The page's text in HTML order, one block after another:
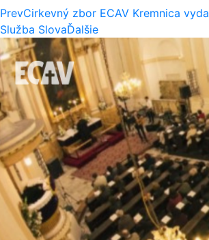
PrevCirkevný zbor ECAV Kremnica
Služba SlovaĎalšie